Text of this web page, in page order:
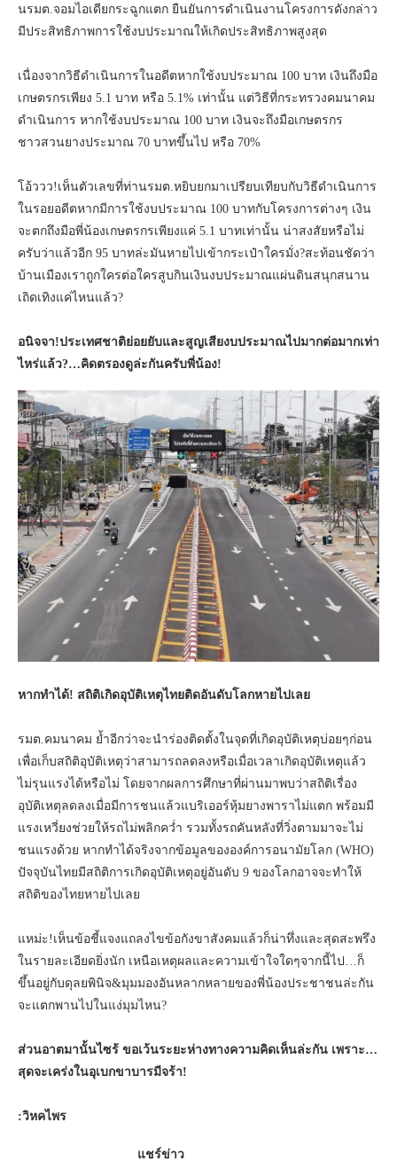
นรมต.จอมไอเดียกระฉูกแตก ยืนยันการดำเนินงานโครงการดังกล่าว
มีประสิทธิภาพการใช้งบประมาณให้เกิดประสิทธิภาพสูงสุด
เนื่องจากวิธีดำเนินการในอดีตหากใช้งบประมาณ 100 บาท เงินถึงมือ
เกษตรกรเพียง 5.1 บาท หรือ 5.1% เท่านั้น แต่วิธีที่กระทรวงคมนาคม
ดำเนินการ หากใช้งบประมาณ 100 บาท เงินจะถึงมือเกษตรกร
ชาวสวนยางประมาณ 70 บาทขึ้นไป หรือ 70%
โอ้ววว!เห็นตัวเลขที่ท่านรมต.หยิบยกมาเปรียบเทียบกับวิธีดำเนินการ
ในรอยอดีตหากมีการใช้งบประมาณ 100 บาทกับโครงการต่างๆ เงิน
จะตกถึงมือพี่น้องเกษตรกรเพียงแค่ 5.1 บาทเท่านั้น น่าสงสัยหรือไม่
ครับว่าแล้วอีก 95 บาทล่ะมันหายไปเข้ากระเป๋าใครมั่ง?สะท้อนชัดว่า
บ้านเมืองเราถูกใครต่อใครสูบกินเงินงบประมาณแผ่นดินสนุกสนาน
เถิดเทิงแค่ไหนแล้ว?
อนิจจา!ประเทศชาติย่อยยับและสูญเสียงบประมาณไปมากต่อมากเท่า
ไหร่แล้ว?…คิดตรองดูล่ะกันครับพี่น้อง!
หากทำได้! สถิติเกิดอุบัติเหตุไทยติดอันดับโลกหายไปเลย
รมต.คมนาคม ย้ำอีกว่าจะนำร่องติดตั้งในจุดที่เกิดอุบัติเหตุบ่อยๆก่อน
เพื่อเก็บสถิติอุบัติเหตุว่าสามารถลดลงหรือเมื่อเวลาเกิดอุบัติเหตุแล้ว
ไม่รุนแรงได้หรือไม่ โดยจากผลการศึกษาที่ผ่านมาพบว่าสถิติเรื่อง
อุบัติเหตุลดลงเมื่อมีการชนแล้วแบริเออร์หุ้มยางพาราไม่แตก พร้อมมี
แรงเหวี่ยงช่วยให้รถไม่พลิกคว่ำ รวมทั้งรถคันหลังที่วิ่งตามมาจะไม่
ชนแรงด้วย หากทำได้จริงจากข้อมูลขององค์การอนามัยโลก (WHO)
ปัจจุบันไทยมีสถิติการเกิดอุบัติเหตุอยู่อันดับ 9 ของโลกอาจจะทำให้
สถิติของไทยหายไปเลย
แหม่ะ!เห็นข้อชี้แจงแถลงไขข้อกังขาสังคมแล้วก็น่าทึ่งและสุดสะพรึง
ในรายละเอียดยิ่งนัก เหนือเหตุผลและความเข้าใจใดๆจากนี้ไป…ก็
ขึ้นอยู่กับดุลยพินิจ&มุมมองอันหลากหลายของพี่น้องประชาชนล่ะกัน
จะแตกพานไปในแง่มุมไหน?
ส่วนอาตมานั้นไซร้ ขอเว้นระยะห่างทางความคิดเห็นล่ะกัน เพราะ…
สุดจะเคร่งในอุเบกขาบารมีจร้า!
:วิหคไพร
แชร์ข่าว